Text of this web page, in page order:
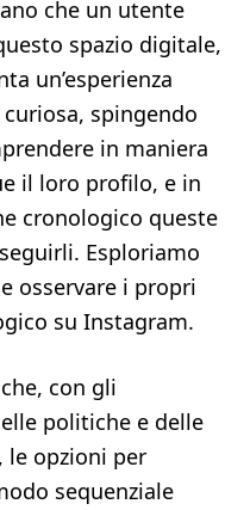
che un utente
spazio digitale,
un’esperienza
spingendo
in maniera
il loro profilo, e in
cronologico queste
Esploriamo
osservare i propri
su Instagram.
con gli
politiche e delle
le opzioni per
sequenziale